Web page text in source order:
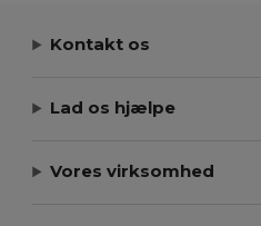
Kontakt os
Lad os hjælpe
Vores virksomhed